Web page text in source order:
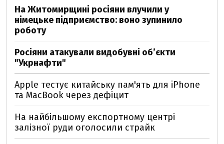
На Житомирщині росіяни влучили у
німецьке підприємство: воно зупинило
роботу
Росіяни атакували видобувні обʼєкти
"Укрнафти"
Apple тестує китайську пам'ять для iPhone
та MacBook через дефіцит
На найбільшому експортному центрі
залізної руди оголосили страйк